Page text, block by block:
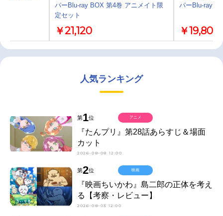
パーBlu-ray BOX 第4巻 アニメイト限
定セット
￥21,120
パーBlu-ray
￥19,800
人気ランキング
第1位
『たんプリ』第28話あらすじ＆場面
カット
2026-08-08 12:00
アニメ
第2位
『映画ちいかわ』島二郎の正体を考え
る【考察・レビュー】
2026-08-03 12:00
映画